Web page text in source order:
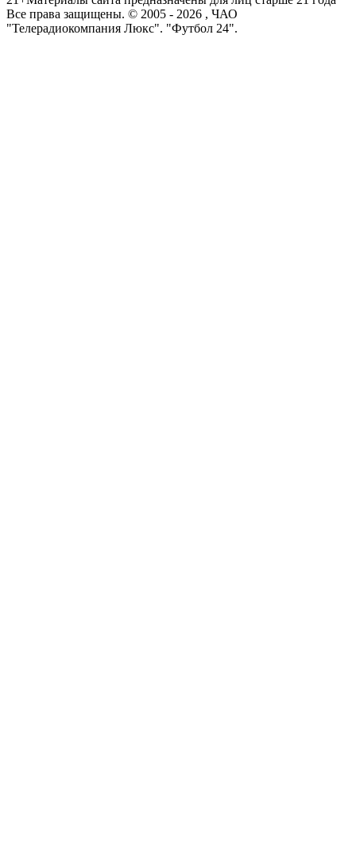
Все права защищены. © 2005 - 2026 , ЧАО
"Телерадиокомпания Люкс". "Футбол 24".